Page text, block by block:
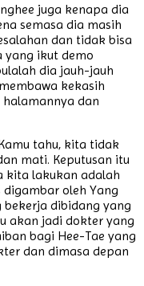
juga kenapa dia
semasa dia masih
dan tidak bisa
yang ikut demo
dia jauh-jauh
kekasih
dan
tahu, kita tidak
mati. Keputusan itu
kita lakukan adalah
oleh Yang
bekerja dibidang yang
akan jadi dokter yang
bagi Hee-Tae yang
dan dimasa depan